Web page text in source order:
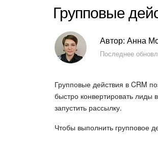
Групповые
Автор: Анна
Последнее
Групповые действия в CRM
быстро конвертировать лиды
запустить рассылку.
Чтобы выполнить групповое